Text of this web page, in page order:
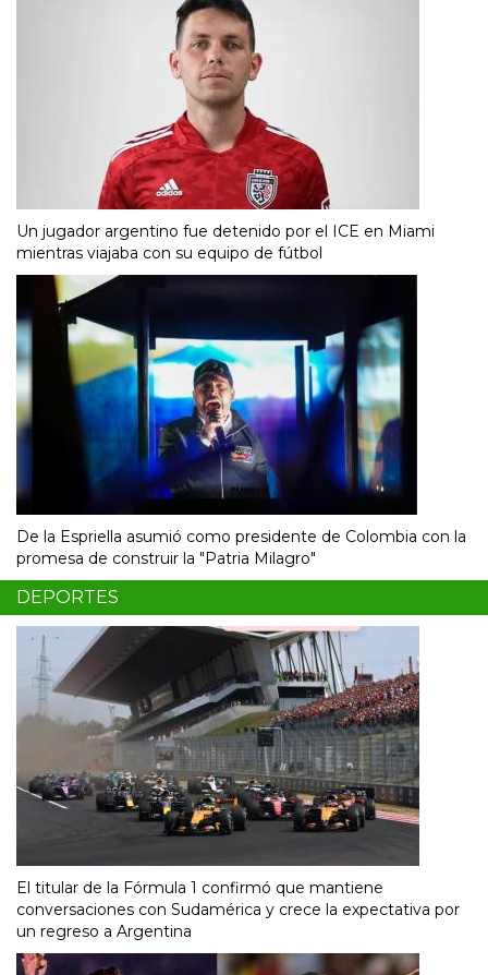
Un jugador argentino fue detenido por el ICE en Miami
mientras viajaba con su equipo de fútbol
De la Espriella asumió como presidente de Colombia con la
promesa de construir la "Patria Milagro"
DEPORTES
El titular de la Fórmula 1 confirmó que mantiene
conversaciones con Sudamérica y crece la expectativa por
un regreso a Argentina